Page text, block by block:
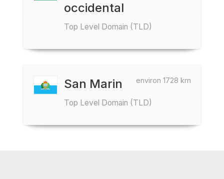
occidental
Top Level Domain (TLD)
environ 1728 km
San Marin
Top Level Domain (TLD)